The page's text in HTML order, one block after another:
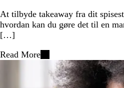
At tilbyde takeaway fra dit
hvordan kan du gøre det til en
[…]
Read More